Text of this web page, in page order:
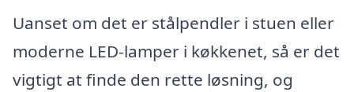
Uanset om det er stålpendler i stuen eller
moderne LED-lamper i køkkenet, så er det
vigtigt at finde den rette løsning, og